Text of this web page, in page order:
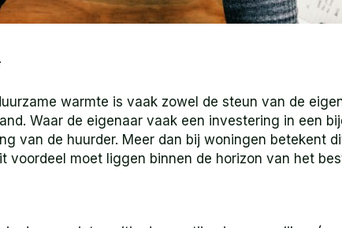
warmte is vaak zowel de steun van de
Waar de eigenaar vaak een investering in een
van de huurder. Meer dan bij woningen betekent
moet liggen binnen de horizon van het